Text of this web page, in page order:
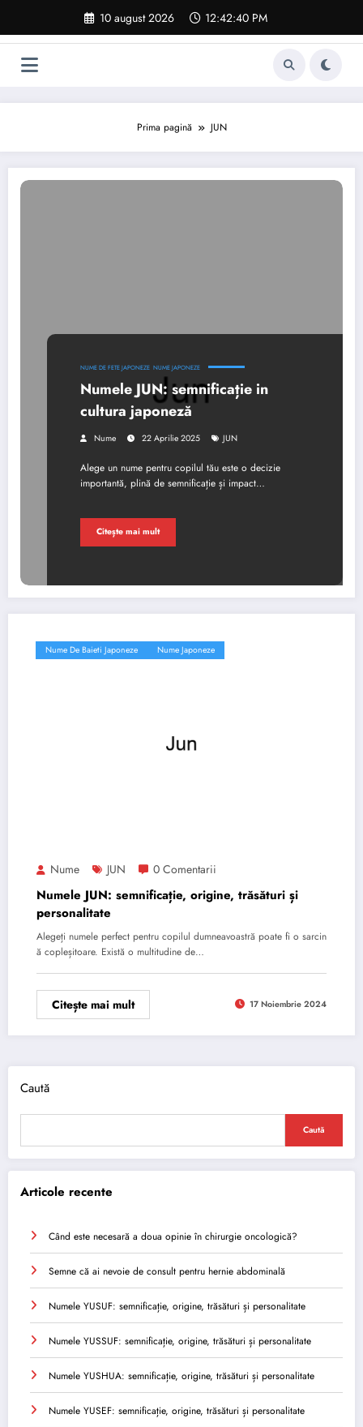
conținut
10 august 2026 12:42:41 PM
Prima pagină JUN
NUME DE FETE JAPONEZE NUME JAPONEZE
Numele JUN: semnificație in
cultura japoneză
Nume 22 Aprilie 2025 JUN
Alege un nume pentru copilul tău este o decizie
importantă, plină de semnificație și impact…
Citește mai mult
Nume De Baieti Japoneze Nume Japoneze
Nume JUN 0 Comentarii
Numele JUN: semnificație, origine, trăsături și
personalitate
Alegeți numele perfect pentru copilul dumneavoastră poate fi o sarcin
ă copleșitoare. Există o multitudine de…
Citește mai mult 17 Noiembrie 2024
Caută
Caută
Articole recente
Când este necesară a doua opinie în chirurgie oncologică?
Semne că ai nevoie de consult pentru hernie abdominală
Numele YUSUF: semnificație, origine, trăsături și personalitate
Numele YUSSUF: semnificație, origine, trăsături și personalitate
Numele YUSHUA: semnificație, origine, trăsături și personalitate
Numele YUSEF: semnificație, origine, trăsături și personalitate